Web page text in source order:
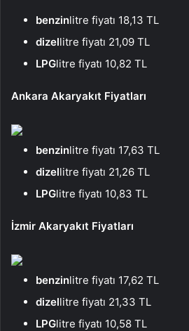
benzinlitre fiyatı 18,13 TL
dizellitre fiyatı 21,09 TL
LPGlitre fiyatı 10,82 TL
Ankara Akaryakıt Fiyatları
benzinlitre fiyatı 17,63 TL
dizellitre fiyatı 21,26 TL
LPGlitre fiyatı 10,83 TL
İzmir Akaryakıt Fiyatları
benzinlitre fiyatı 17,62 TL
dizellitre fiyatı 21,33 TL
LPGlitre fiyatı 10,58 TL